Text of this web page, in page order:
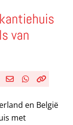
van
en België
met